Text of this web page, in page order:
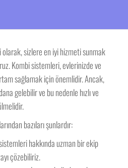
sizlere en iyi hizmeti sunmak
Kombi sistemleri, evlerinizde ve
sağlamak için önemlidir. Ancak,
gelebilir ve bu nedenle hızlı ve
bazıları şunlardır:
hakkında uzman bir ekip
çözebiliriz.